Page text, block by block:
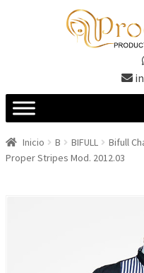
Inicio B BIFULL
Bifull
Proper Stripes Mod. 2012.03